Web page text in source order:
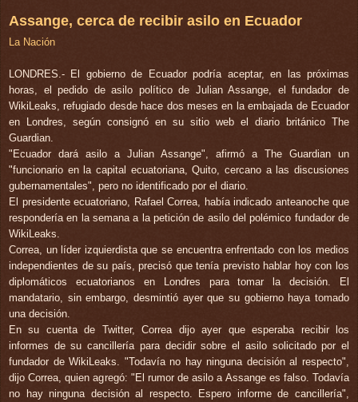
Assange, cerca de recibir asilo en Ecuador
La Nación
LONDRES.- El gobierno de Ecuador podría aceptar, en las próximas
horas, el pedido de asilo político de Julian Assange, el fundador de
WikiLeaks, refugiado desde hace dos meses en la embajada de Ecuador
en Londres, según consignó en su sitio web el diario británico The
Guardian.
"Ecuador dará asilo a Julian Assange", afirmó a The Guardian un
"funcionario en la capital ecuatoriana, Quito, cercano a las discusiones
gubernamentales", pero no identificado por el diario.
El presidente ecuatoriano, Rafael Correa, había indicado anteanoche que
respondería en la semana a la petición de asilo del polémico fundador de
WikiLeaks.
Correa, un líder izquierdista que se encuentra enfrentado con los medios
independientes de su país, precisó que tenía previsto hablar hoy con los
diplomáticos ecuatorianos en Londres para tomar la decisión. El
mandatario, sin embargo, desmintió ayer que su gobierno haya tomado
una decisión.
En su cuenta de Twitter, Correa dijo ayer que esperaba recibir los
informes de su cancillería para decidir sobre el asilo solicitado por el
fundador de WikiLeaks. "Todavía no hay ninguna decisión al respecto",
dijo Correa, quien agregó: "El rumor de asilo a Assange es falso. Todavía
no hay ninguna decisión al respecto. Espero informe de cancillería",